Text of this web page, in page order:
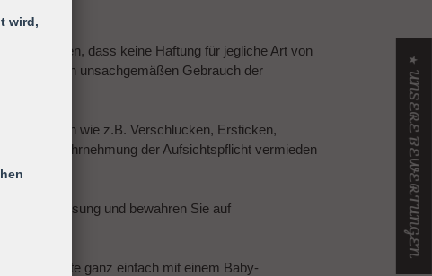
hingewiesen, dass keine Haftung für jegliche Art von
die auf einen unsachgemäßen Gebrauch der
wie z.B. Verschlucken, Ersticken,
die Wahrnehmung der Aufsichtspflicht vermieden
und bewahren Sie auf
ganz einfach mit einem Baby-
★ UNSERE BEWERTUNGEN
wird,